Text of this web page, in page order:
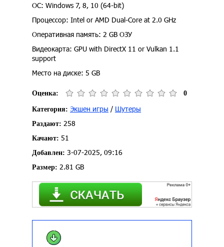
ОС: Windows 7, 8, 10 (64-bit)
Процессор: Intel or AMD Dual-Core at 2.0 GHz
Оперативная память: 2 GB ОЗУ
Видеокарта: GPU with DirectX 11 or Vulkan 1.1
support
Место на диске: 5 GB
Оценка: 0
Категория: Экшен игры / Шутеры
Раздают: 258
Качают: 51
Добавлен: 3-07-2025, 09:16
Размер: 2.81 GB